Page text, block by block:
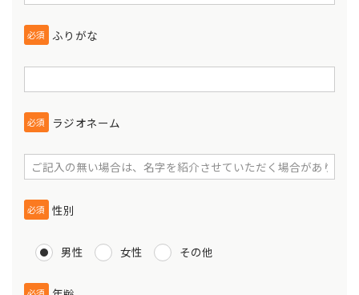
必須 ふりがな
必須 ラジオネーム
必須 性別
男性 女性 その他